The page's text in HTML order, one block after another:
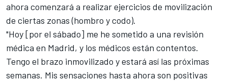
ahora comenzará a realizar ejercicios de movilización
de ciertas zonas (hombro y codo).
"Hoy [por el sábado] me he sometido a una revisión
médica en Madrid, y los médicos están contentos.
Tengo el brazo inmovilizado y estará así las próximas
semanas. Mis sensaciones hasta ahora son positivas